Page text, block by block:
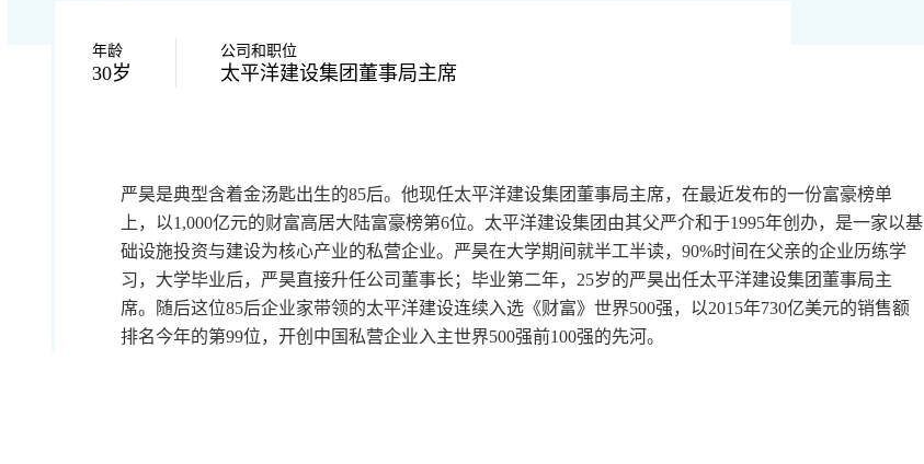
年龄
30岁
公司和职位
太平洋建设集团董事局主席
严昊是典型含着金汤匙出生的85后。他现任太平洋建设集团董事局主席，在最近发布的一份富豪榜单
上，以1,000亿元的财富高居大陆富豪榜第6位。太平洋建设集团由其父严介和于1995年创办，是一家以基
础设施投资与建设为核心产业的私营企业。严昊在大学期间就半工半读，90%时间在父亲的企业历练学
习，大学毕业后，严昊直接升任公司董事长；毕业第二年，25岁的严昊出任太平洋建设集团董事局主
席。随后这位85后企业家带领的太平洋建设连续入选《财富》世界500强，以2015年730亿美元的销售额
排名今年的第99位，开创中国私营企业入主世界500强前100强的先河。